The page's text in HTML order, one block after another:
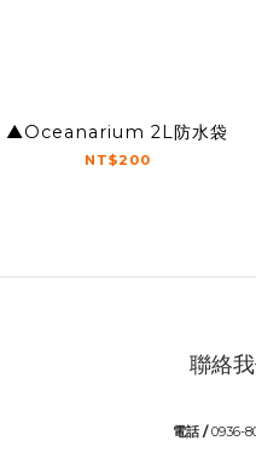
▲Oceanarium 2L防水袋
NT$200
聯絡
電話 /0936-